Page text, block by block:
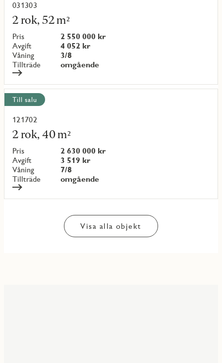
031303
2 rok, 52 m²
Pris
2 550 000 kr
Avgift
4 052 kr
Våning
3/8
Tillträde
omgående
Läs
mer
om
objekt
{objectNumber}
Till salu
121702
2 rok, 40 m²
Pris
2 630 000 kr
Avgift
3 519 kr
Våning
7/8
Tillträde
omgående
Läs
mer
om
objekt
{objectNumber}
Visa alla objekt